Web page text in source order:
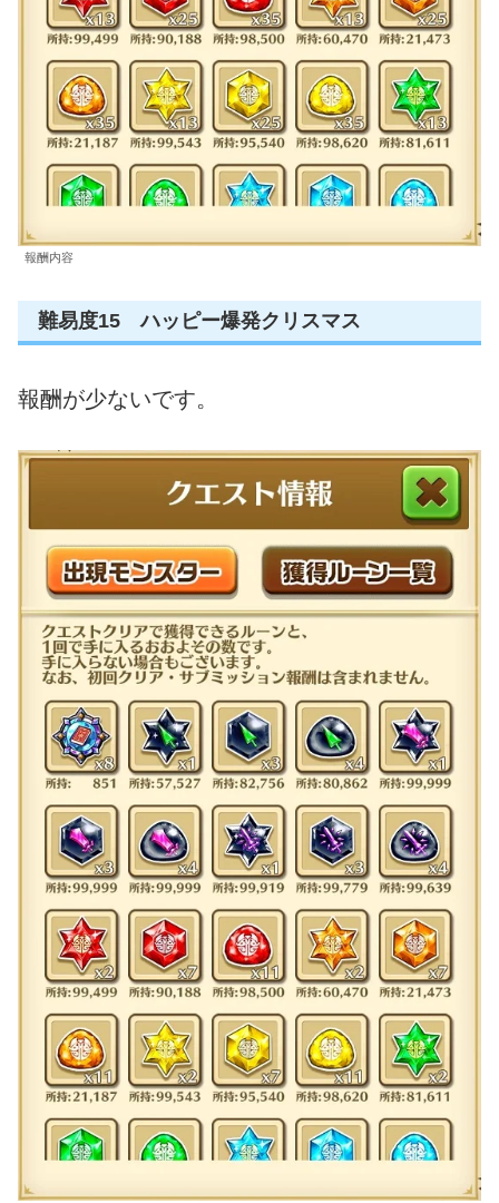
報酬内容
難易度15 ハッピー爆発クリスマス
報酬が少ないです。